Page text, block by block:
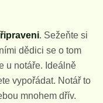
. Sežeňte si
dědici se o tom
u notáře. Ideálně
vypořádat. Notář to
mnohem dřív.